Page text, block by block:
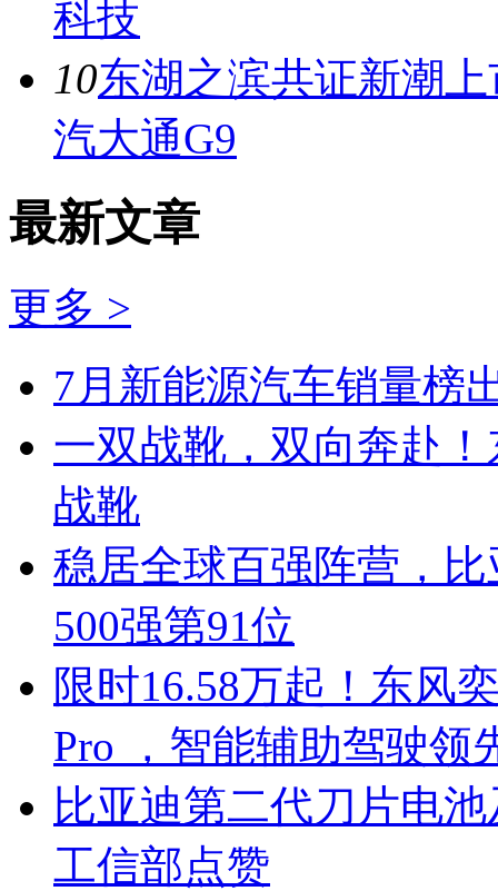
科技
10东湖之滨共证新潮
汽大通G9
最新文章
更多 >
7月新能源汽车销量榜
一双战靴，双向奔赴
战靴
稳居全球百强阵营，
500强第91位
限时16.58万起！东风
Pro ，智能辅助驾驶领
比亚迪第二代刀片电
工信部点赞